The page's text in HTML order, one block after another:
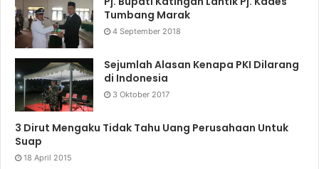
Tumbang Marak
4 September 2018
Sejumlah Alasan Kenapa PKI Dilarang
di Indonesia
3 Oktober 2017
3 Dirut Mengaku Tidak Tahu Uang Perusahaan Untuk
Suap
18 April 2015